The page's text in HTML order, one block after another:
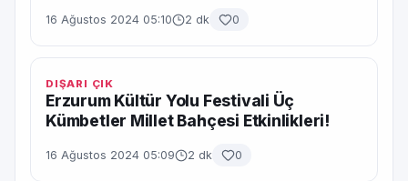
16 Ağustos 2024 05:10 2 dk 0
DIŞARI ÇIK
Erzurum Kültür Yolu Festivali Üç
Kümbetler Millet Bahçesi Etkinlikleri!
16 Ağustos 2024 05:09 2 dk 0